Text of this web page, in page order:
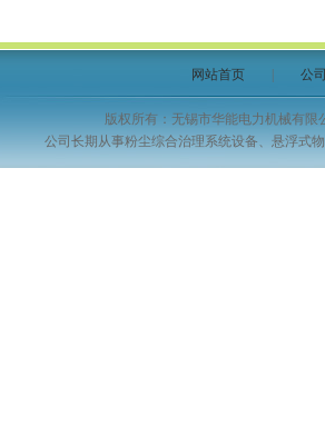
网站首页 公
版权所有：无锡市华能电力机械
公司长期从事粉尘综合治理系统设备、悬浮式